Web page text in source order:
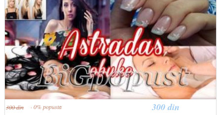
300 din
300 din · 0% popusta